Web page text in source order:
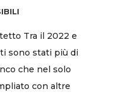
Tra il 2022 e
sono stati più di
che nel solo
con altre